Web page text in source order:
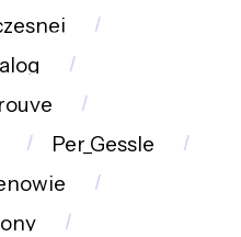
Per_Gessle